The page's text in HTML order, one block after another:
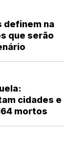
definem na
que serão
cidades e
mortos